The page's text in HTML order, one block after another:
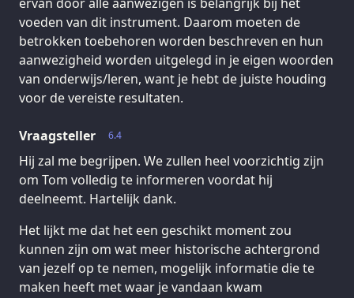
voeden van dit instrument. Daarom moeten de
betrokken toebehoren worden beschreven en hun
aanwezigheid worden uitgelegd in je eigen woorden
van onderwijs/leren, want je hebt de juiste houding
voor de vereiste resultaten.
6.4
Vraagsteller
Hij zal me begrijpen. We zullen heel voorzichtig zijn
om Tom volledig te informeren voordat hij
deelneemt. Hartelijk dank.
Het lijkt me dat het een geschikt moment zou
kunnen zijn om wat meer historische achtergrond
van jezelf op te nemen, mogelijk informatie die te
maken heeft met waar je vandaan kwam